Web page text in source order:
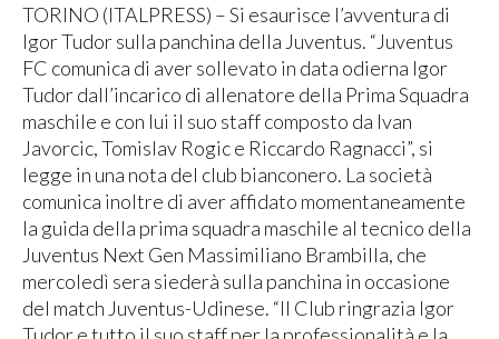
TORINO (ITALPRESS) – Si esaurisce l’avventura di
Igor Tudor sulla panchina della Juventus. “Juventus
FC comunica di aver sollevato in data odierna Igor
Tudor dall’incarico di allenatore della Prima Squadra
maschile e con lui il suo staff composto da Ivan
Javorcic, Tomislav Rogic e Riccardo Ragnacci”, si
legge in una nota del club bianconero. La società
comunica inoltre di aver affidato momentaneamente
la guida della prima squadra maschile al tecnico della
Juventus Next Gen Massimiliano Brambilla, che
mercoledì sera siederà sulla panchina in occasione
del match Juventus-Udinese. “Il Club ringrazia Igor